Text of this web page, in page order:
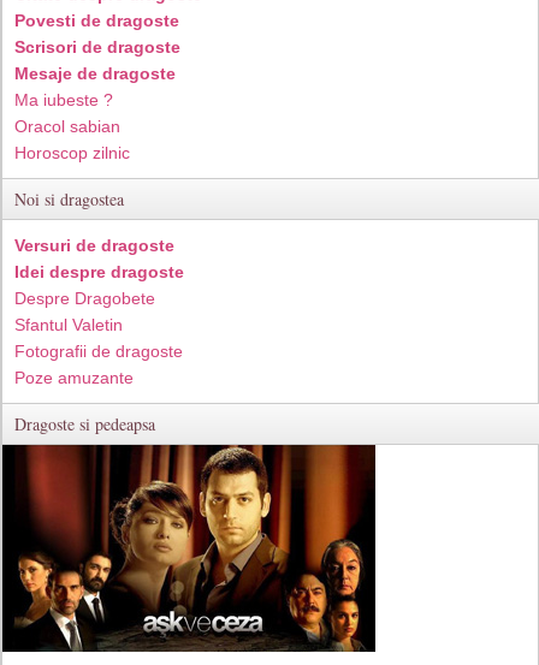
Povesti de dragoste
Scrisori de dragoste
Mesaje de dragoste
Ma iubeste ?
Oracol sabian
Horoscop zilnic
Noi si dragostea
Versuri de dragoste
Idei despre dragoste
Despre Dragobete
Sfantul Valetin
Fotografii de dragoste
Poze amuzante
Dragoste si pedeapsa